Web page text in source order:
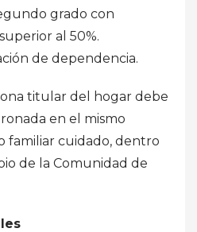
grado con
al 50%.
de dependencia.
titular del hogar debe
en el mismo
familiar cuidado, dentro
de la Comunidad de